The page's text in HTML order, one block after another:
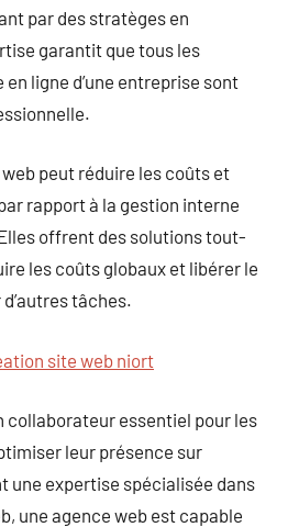
par des stratèges en
garantit que tous les
ligne d’une entreprise sont
peut réduire les coûts et
rapport à la gestion interne
offrent des solutions tout-
les coûts globaux et libérer le
tâches.
site web niort
collaborateur essentiel pour les
leur présence sur
une expertise spécialisée dans
une agence web est capable